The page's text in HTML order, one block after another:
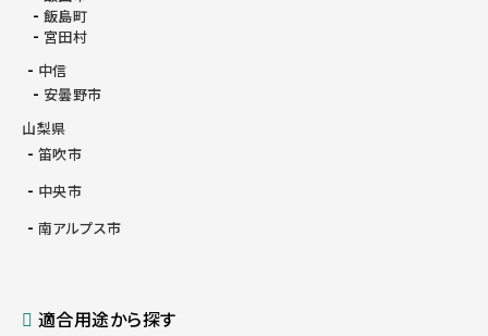
飯島町
宮田村
中信
安曇野市
山梨県
笛吹市
中央市
南アルプス市
適合用途から探す